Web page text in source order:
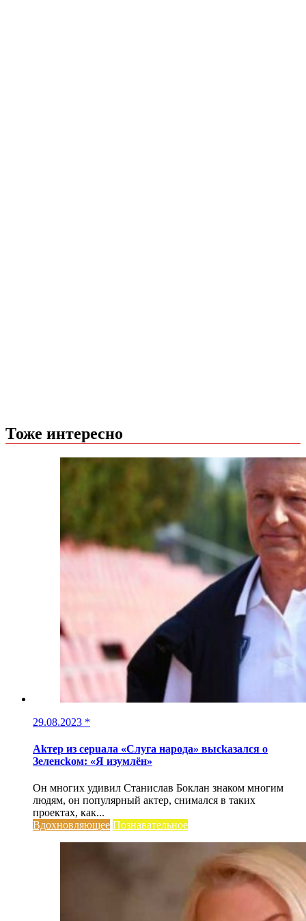
Тоже интересно
29.08.2023 *
Аkтер из серuала «Слуга народа» высkазался о
Зеленсkом: «Я изумлён»
Он многих удивил Станислав Боклан знаком многим
людям, он популярный актер, снимался в таких
проектах, как...
Вдохновляющее Познавательное